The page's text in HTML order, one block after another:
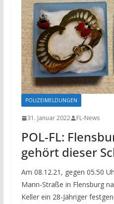
POLIZEIMELDUNGEN
31. Januar 2022 FL-News
POL-FL:
gehört dieser
Am 08.12.21, gegen 05.50
Mann-Straße in Flensburg
Keller ein 28-Jähriger